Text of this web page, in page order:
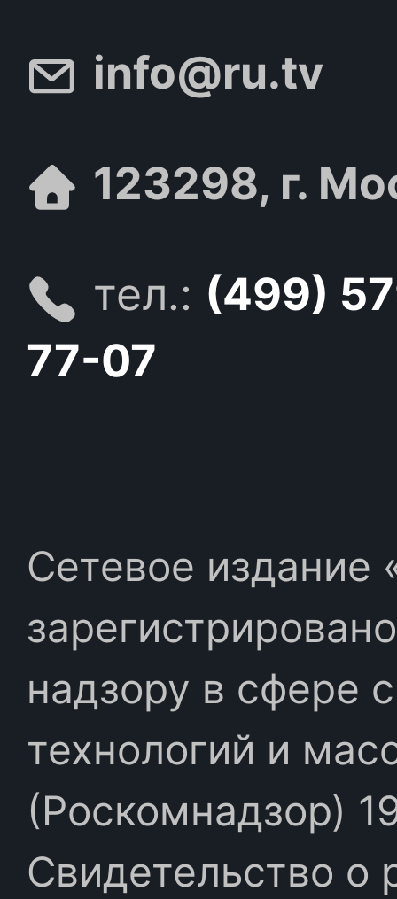
info@ru.tv
123298, г.
тел.: (499)
77-07
Сетевое издание
надзору в сфере
технологий и
(Роскомнадзор)
Свидетельство